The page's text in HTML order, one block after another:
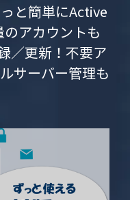
と簡単にActive
アカウントも
／更新！不要ア
サーバー管理も